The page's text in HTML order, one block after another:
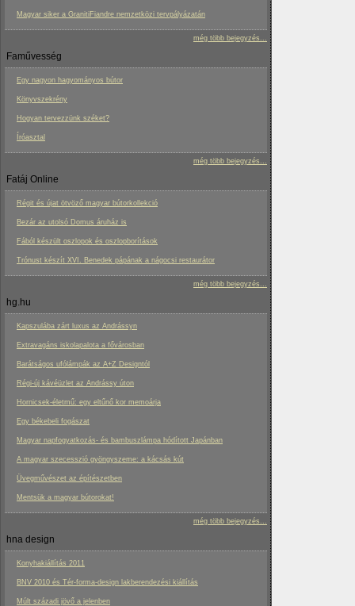
Magyar siker a GranitiFiandre nemzetközi tervpályázatán
még több bejegyzés...
Faművesség
Egy nagyon hagyományos bútor
Könyvszekrény
Hogyan tervezzünk széket?
Íróasztal
még több bejegyzés...
Fatáj Online
Régit és újat ötvöző magyar bútorkollekció
Bezár az utolsó Domus áruház is
Fából készült oszlopok és oszlopborítások
Trónust készít XVI. Benedek pápának a nágocsi restaurátor
még több bejegyzés...
hg.hu
Kapszulába zárt luxus az Andrássyn
Extravagáns iskolapalota a fővárosban
Barátságos ufólámpák az A+Z Designtól
Régi-új kávéüzlet az Andrássy úton
Hornicsek-életmű: egy eltűnő kor memoárja
Egy békebeli fogászat
Magyar napfogyatkozás- és bambuszlámpa hódított Japánban
A magyar szecesszió gyöngyszeme: a kácsás kút
Üvegművészet az építészetben
Mentsük a magyar bútorokat!
még több bejegyzés...
hna design
Konyhakiállítás 2011
BNV 2010 és Tér-forma-design lakberendezési kiállítás
Múlt századi jövő a jelenben